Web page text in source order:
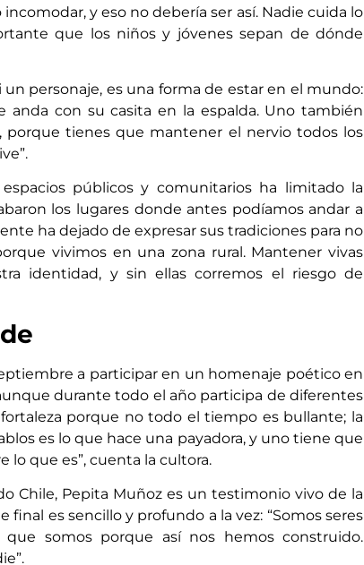
y eso no debería ser así. Nadie cuida lo
que los niños y jóvenes sepan de dónde
un personaje, es una forma de estar en el mundo:
anda con su casita en la espalda. Uno también
porque tienes que mantener el nervio todos los
públicos y comunitarios ha limitado la
los lugares donde antes podíamos andar a
ha dejado de expresar sus tradiciones para no
vivimos en una zona rural. Mantener vivas
identidad, y sin ellas corremos el riesgo de
a participar en un homenaje poético en
durante todo el año participa de diferentes
porque no todo el tiempo es bullante; la
es lo que hace una payadora, y uno tiene que
que es”, cuenta la cultora.
Chile, Pepita Muñoz es un testimonio vivo de la
final es sencillo y profundo a la vez: “Somos seres
que somos porque así nos hemos construido.